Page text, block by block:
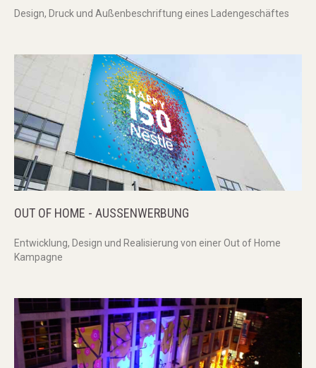
Design, Druck und Außenbeschriftung eines Ladengeschäftes
OUT OF HOME - AUSSENWERBUNG
Entwicklung, Design und Realisierung von einer Out of Home
Kampagne